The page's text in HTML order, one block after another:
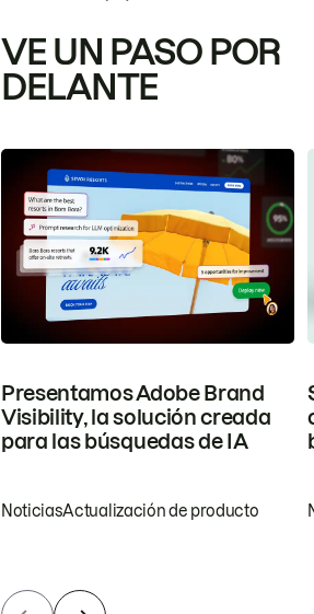
VE UN PASO POR
DELANTE
Presentamos Adobe Brand
Visibility, la solución creada
para las búsquedas de IA
NoticiasActualización de producto